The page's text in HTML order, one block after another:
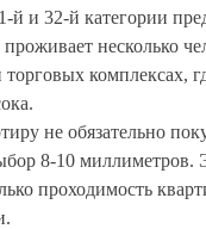
й и 32-й категории
несколько
комплексах,
не обязательно
8-10 миллиметров.
проходимость